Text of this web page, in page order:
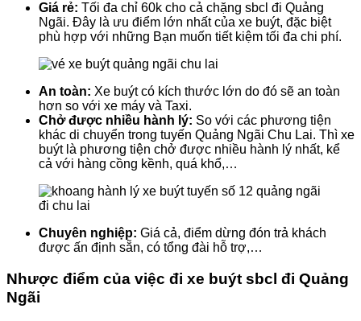
Giá rẻ: Tối đa chỉ 60k cho cả chặng sbcl đi Quảng
Ngãi. Đây là ưu điểm lớn nhất của xe buýt, đặc biệt
phù hợp với những Bạn muốn tiết kiệm tối đa chi phí.
An toàn: Xe buýt có kích thước lớn do đó sẽ an toàn
hơn so với xe máy và Taxi.
Chở được nhiều hành lý: So với các phương tiện
khác di chuyển trong tuyến Quảng Ngãi Chu Lai. Thì xe
buýt là phương tiện chở được nhiều hành lý nhất, kể
cả với hàng cồng kềnh, quá khổ,…
Chuyên nghiệp: Giá cả, điểm dừng đón trả khách
được ấn định sẵn, có tổng đài hỗ trợ,…
Nhược điểm của việc đi xe buýt sbcl đi Quảng
Ngãi